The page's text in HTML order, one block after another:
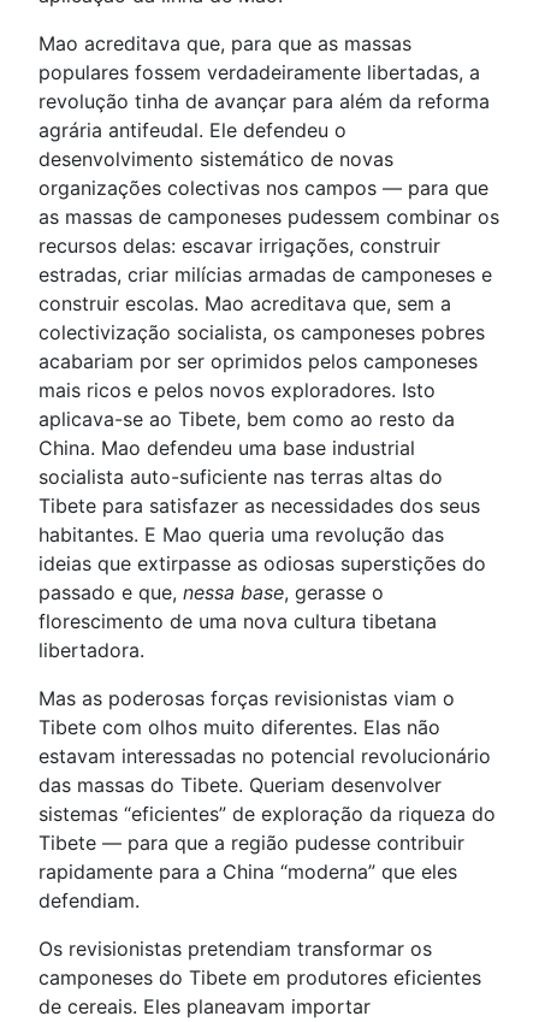
Mao acreditava que, para que as massas
populares fossem verdadeiramente libertadas, a
revolução tinha de avançar para além da reforma
agrária antifeudal. Ele defendeu o
desenvolvimento sistemático de novas
organizações colectivas nos campos — para que
as massas de camponeses pudessem combinar os
recursos delas: escavar irrigações, construir
estradas, criar milícias armadas de camponeses e
construir escolas. Mao acreditava que, sem a
colectivização socialista, os camponeses pobres
acabariam por ser oprimidos pelos camponeses
mais ricos e pelos novos exploradores. Isto
aplicava-se ao Tibete, bem como ao resto da
China. Mao defendeu uma base industrial
socialista auto-suficiente nas terras altas do
Tibete para satisfazer as necessidades dos seus
habitantes. E Mao queria uma revolução das
ideias que extirpasse as odiosas superstições do
passado e que, nessa base, gerasse o
florescimento de uma nova cultura tibetana
libertadora.
Mas as poderosas forças revisionistas viam o
Tibete com olhos muito diferentes. Elas não
estavam interessadas no potencial revolucionário
das massas do Tibete. Queriam desenvolver
sistemas “eficientes” de exploração da riqueza do
Tibete — para que a região pudesse contribuir
rapidamente para a China “moderna” que eles
defendiam.
Os revisionistas pretendiam transformar os
camponeses do Tibete em produtores eficientes
de cereais. Eles planeavam importar